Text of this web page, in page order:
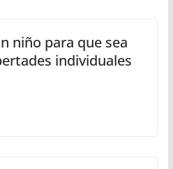
niño para que sea
individuales